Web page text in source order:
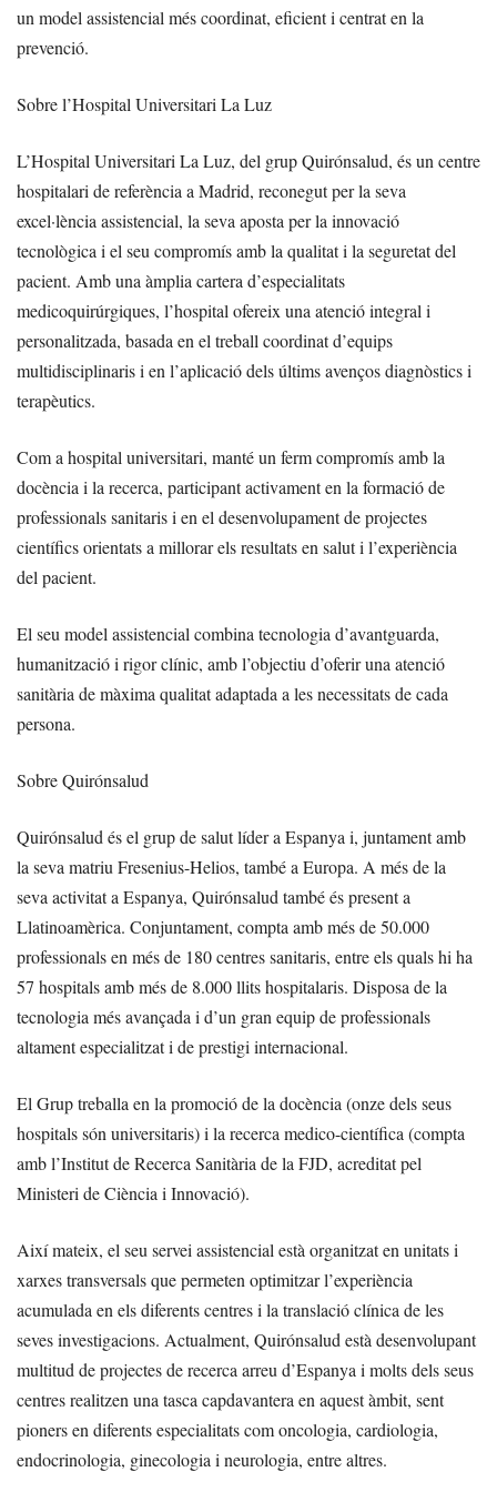
un model assistencial més coordinat, eficient i centrat en la
prevenció.
Sobre l’Hospital Universitari La Luz
L’Hospital Universitari La Luz, del grup Quirónsalud, és un centre
hospitalari de referència a Madrid, reconegut per la seva
excel·lència assistencial, la seva aposta per la innovació
tecnològica i el seu compromís amb la qualitat i la seguretat del
pacient. Amb una àmplia cartera d’especialitats
medicoquirúrgiques, l’hospital ofereix una atenció integral i
personalitzada, basada en el treball coordinat d’equips
multidisciplinaris i en l’aplicació dels últims avenços diagnòstics i
terapèutics.
Com a hospital universitari, manté un ferm compromís amb la
docència i la recerca, participant activament en la formació de
professionals sanitaris i en el desenvolupament de projectes
científics orientats a millorar els resultats en salut i l’experiència
del pacient.
El seu model assistencial combina tecnologia d’avantguarda,
humanització i rigor clínic, amb l’objectiu d’oferir una atenció
sanitària de màxima qualitat adaptada a les necessitats de cada
persona.
Sobre Quirónsalud
Quirónsalud és el grup de salut líder a Espanya i, juntament amb
la seva matriu Fresenius-Helios, també a Europa. A més de la
seva activitat a Espanya, Quirónsalud també és present a
Llatinoamèrica. Conjuntament, compta amb més de 50.000
professionals en més de 180 centres sanitaris, entre els quals hi ha
57 hospitals amb més de 8.000 llits hospitalaris. Disposa de la
tecnologia més avançada i d’un gran equip de professionals
altament especialitzat i de prestigi internacional.
El Grup treballa en la promoció de la docència (onze dels seus
hospitals són universitaris) i la recerca medico-científica (compta
amb l’Institut de Recerca Sanitària de la FJD, acreditat pel
Ministeri de Ciència i Innovació).
Així mateix, el seu servei assistencial està organitzat en unitats i
xarxes transversals que permeten optimitzar l’experiència
acumulada en els diferents centres i la translació clínica de les
seves investigacions. Actualment, Quirónsalud està desenvolupant
multitud de projectes de recerca arreu d’Espanya i molts dels seus
centres realitzen una tasca capdavantera en aquest àmbit, sent
pioners en diferents especialitats com oncologia, cardiologia,
endocrinologia, ginecologia i neurologia, entre altres.